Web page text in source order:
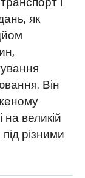
як
Він
на великій
різними